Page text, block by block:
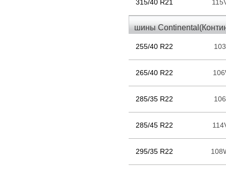
315/40 R21
шины
255/40 R22
265/40 R22
285/35 R22
285/45 R22
295/35 R22